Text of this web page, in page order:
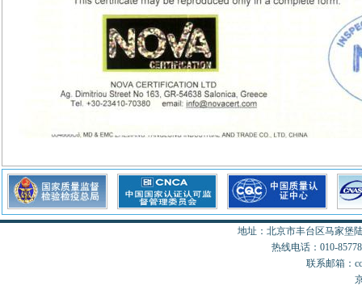
地址：北京市丰台区马家堡
热线电话：010-
联系邮箱：